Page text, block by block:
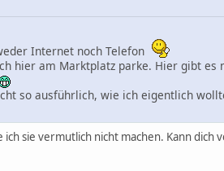
Internet noch Telefon
hier am Marktplatz parke. Hier gibt es
so ausführlich, wie ich eigentlich
sie vermutlich nicht machen. Kann